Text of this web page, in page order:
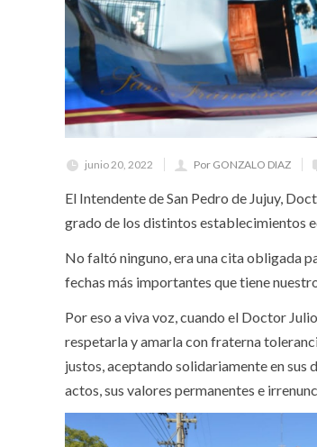
junio 20, 2022 Por GONZALO DIAZ
El Intendente de San Pedro de Jujuy,
grado de los distintos establecimientos
No faltó ninguno, era una cita obligada
fechas más importantes que tiene
Por eso a viva voz, cuando el Doctor
respetarla y amarla con fraterna
justos, aceptando solidariamente en sus
actos, sus valores permanentes e